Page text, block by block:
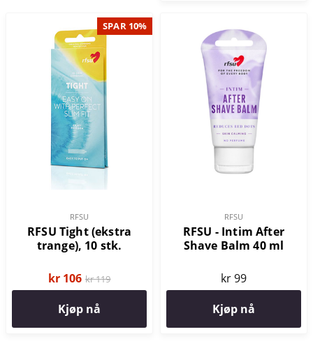
SPAR 10%
RFSU
RFSU Tight (ekstra
trange), 10 stk.
kr 106 kr 119
Kjøp nå
RFSU
RFSU - Intim After
Shave Balm 40 ml
kr 99
Kjøp nå